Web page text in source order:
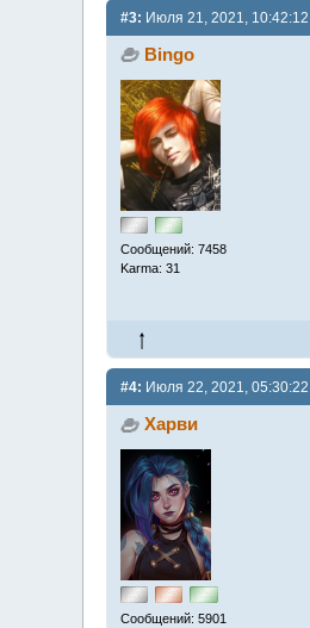
#3: Июля 21, 2021, 10:42:12
Bingo
Сообщений: 7458
Karma: 31
#4: Июля 22, 2021, 05:30:22
Харви
Сообщений: 5901